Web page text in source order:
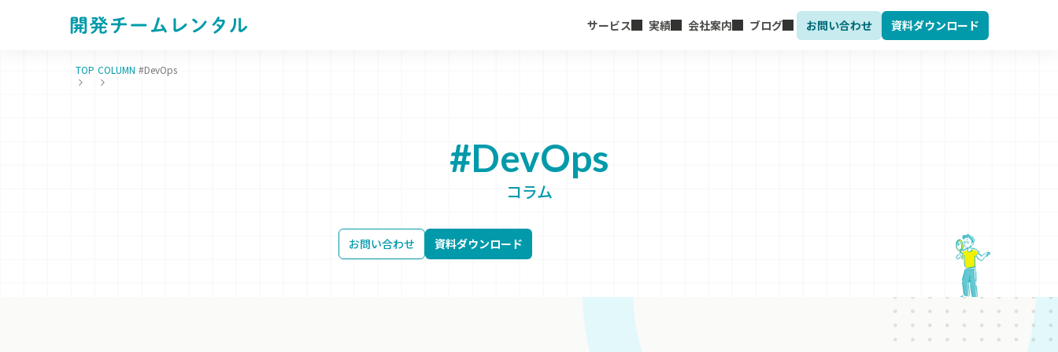
サービス 実績 会社案内 ブログ お問い合わせ 資料ダウンロード
TOP COLUMN #DevOps
#DevOps
コラム
お問い合わせ 資料ダウンロード